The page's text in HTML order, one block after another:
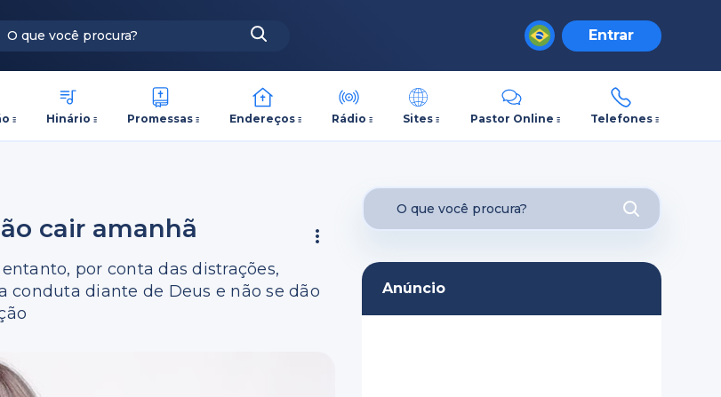
Entrar
Hinário Promessas Endereços Rádio Sites Pastor Online Telefones
cair amanhã
por conta das distrações,
diante de Deus e não se dão
Anúncio